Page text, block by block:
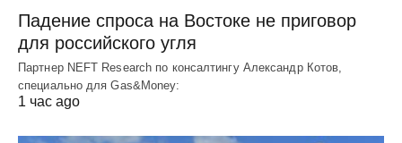
Падение спроса на Востоке не приговор
для российского угля
Партнер NEFT Research по консалтингу Александр Котов,
специально для Gas&Money:
1 час ago